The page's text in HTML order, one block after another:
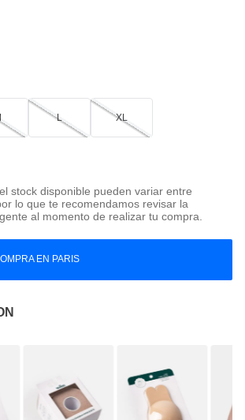
L XL
stock disponible pueden variar entre
lo que te recomendamos revisar la
al momento de realizar tu compra.
EN PARIS